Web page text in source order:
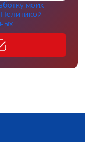
моих
Политикой